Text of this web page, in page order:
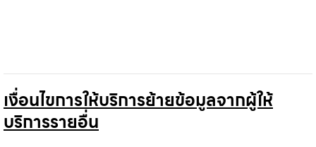
เงื่อนไขการให้บริการย้ายข้อมูลจากผู้ให้
บริการรายอื่น